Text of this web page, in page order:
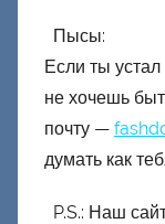
Пысы:
Если ты
не хочешь
почту —
думать как
P.S.: Наш